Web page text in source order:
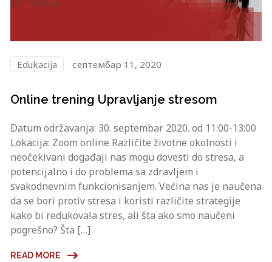
Edukacija септембар 11, 2020
Online trening Upravljanje stresom
Datum održavanja: 30. septembar 2020. od 11:00-13:00
Lokacija: Zoom online Različite životne okolnosti i
neočekivani događaji nas mogu dovesti do stresa, a
potencijalno i do problema sa zdravljem i
svakodnevnim funkcionisanjem. Većina nas je naučena
da se bori protiv stresa i koristi različite strategije
kako bi redukovala stres, ali šta ako smo naučeni
pogrešno? Šta […]
READ MORE